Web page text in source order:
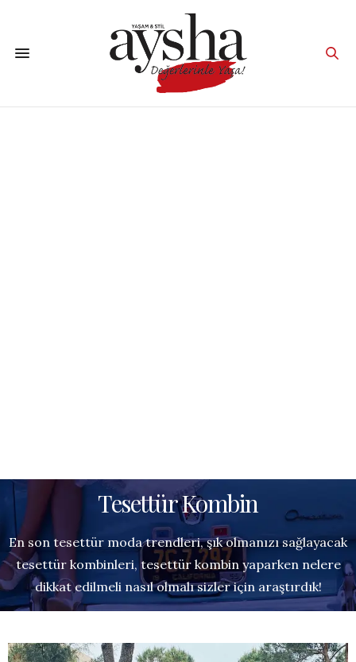
Tesettür Kombin
En son tesettür moda trendleri, şık olmanızı sağlayacak
tesettür kombinleri, tesettür kombin yaparken nelere
dikkat edilmeli nasıl olmalı sizler için araştırdık!